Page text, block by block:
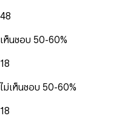
48
เห็นชอบ 50-60%
18
ไม่เห็นชอบ 50-60%
18